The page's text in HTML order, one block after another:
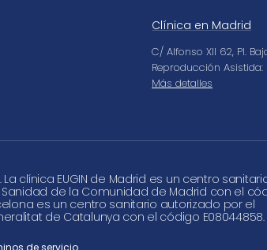
Clínica en Madrid
C/ Alfonso XII 62, Pl.
Reproducción
Más detalles
La clínica EUGIN de Madrid es un centro
de la Comunidad de Madrid con el
es un centro sanitario autorizado por el
de Catalunya con el código E08044858.
de servicio